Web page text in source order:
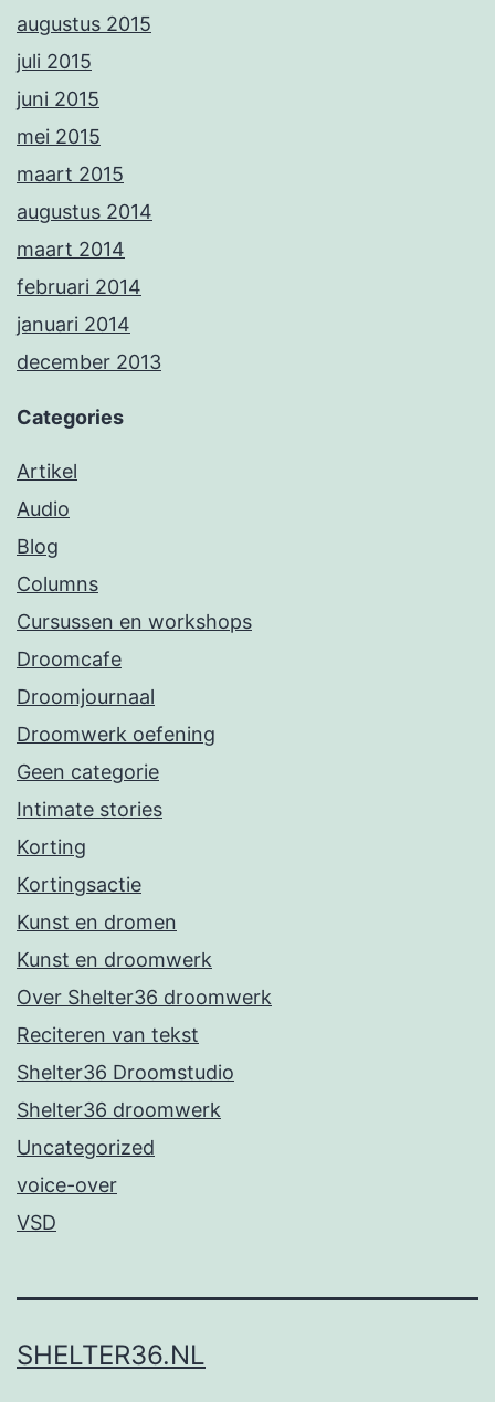
augustus 2015
juli 2015
juni 2015
mei 2015
maart 2015
augustus 2014
maart 2014
februari 2014
januari 2014
december 2013
Categories
Artikel
Audio
Blog
Columns
Cursussen en workshops
Droomcafe
Droomjournaal
Droomwerk oefening
Geen categorie
Intimate stories
Korting
Kortingsactie
Kunst en dromen
Kunst en droomwerk
Over Shelter36 droomwerk
Reciteren van tekst
Shelter36 Droomstudio
Shelter36 droomwerk
Uncategorized
voice-over
VSD
SHELTER36.NL